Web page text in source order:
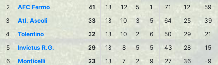
2
AFC Fermo 41 18 12 5 1 71 12
59
3
Atl. Ascoli 33 18 10 3 5 64 25
39
4
Tolentino 32 18 10 2 6 50 29
21
5
Invictus R.G. 29 18 8 5 5 43 28
15
6
Monticelli 23 18 7 2 9 27 36
-9